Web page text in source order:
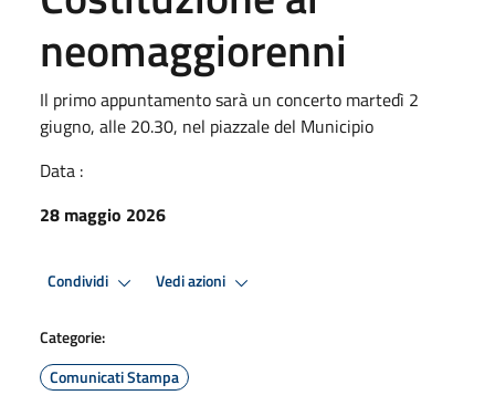
neomaggiorenni
Il primo appuntamento sarà un concerto martedì 2
giugno, alle 20.30, nel piazzale del Municipio
Data :
28 maggio 2026
Condividi Vedi azioni
Categorie:
Comunicati Stampa